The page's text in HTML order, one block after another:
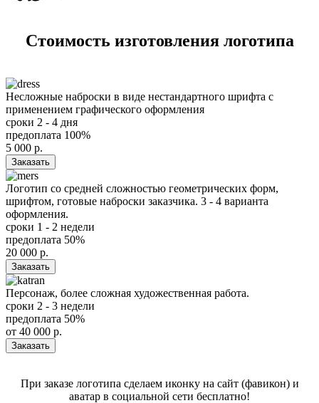
Стоимость изготовления логотипа
Несложные наброски в виде нестандартного шрифта с
применением графического оформления
сроки 2 - 4 дня
предоплата 100%
5 000 р.
Заказать
Логотип со средней сложностью геометрических форм,
шрифтом, готовые наброски заказчика. 3 - 4 варианта
оформления.
сроки 1 - 2 недели
предоплата 50%
20 000 р.
Заказать
Персонаж, более сложная художественная работа.
сроки 2 - 3 недели
предоплата 50%
от 40 000 р.
Заказать
При заказе логотипа сделаем иконку на сайт (фавикон) и
аватар в социальной сети бесплатно!